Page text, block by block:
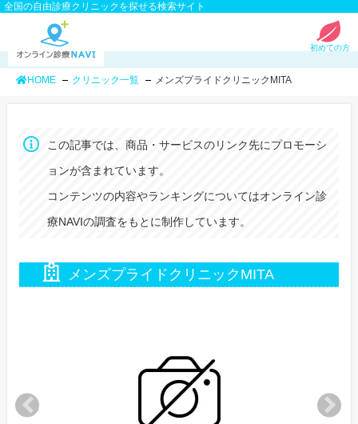
全国の自由診療クリニックを探せる検索サイト
初めての方
HOME クリニック一覧 メンズプライドクリニックMITA
この記事では、商品・サービスのリンク先にプロモーシ
ョンが含まれています。
コンテンツの内容やランキングについてはオンライン診
療NAVIの調査をもとに制作しています。
メンズプライドクリニックMITA